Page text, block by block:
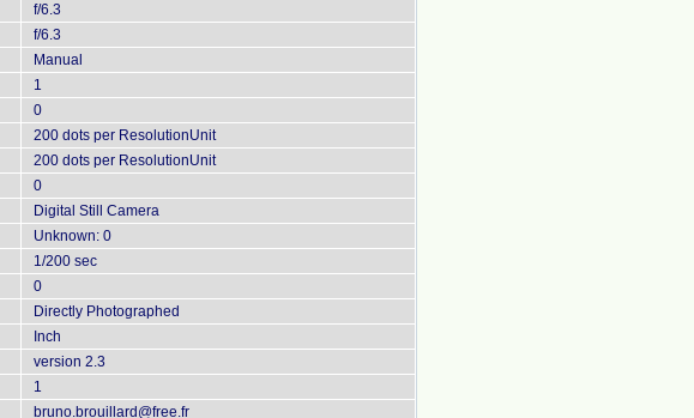
f/6.3
f/6.3
Manual
1
0
200 dots per ResolutionUnit
200 dots per ResolutionUnit
0
Digital Still Camera
Unknown: 0
1/200 sec
0
Directly Photographed
Inch
version 2.3
1
bruno.brouillard@free.fr